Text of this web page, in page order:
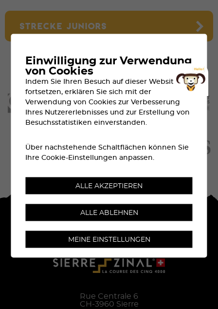
STRECKE JUNIORS
Rue Centrale 6
CH-3960 Sierre
Einwilligung zur Verwendung
von Cookies
Indem Sie Ihren Besuch auf dieser Website
fortsetzen, erklären Sie sich mit der
Verwendung von Cookies zur Verbesserung
Ihres Nutzererlebnisses und zur Erstellung von
Besuchsstatistiken einverstanden.
Über nachstehende Schaltflächen können Sie
Ihre Cookie-Einstellungen anpassen.
ALLE AKZEPTIEREN
ALLE ABLEHNEN
MEINE EINSTELLUNGEN